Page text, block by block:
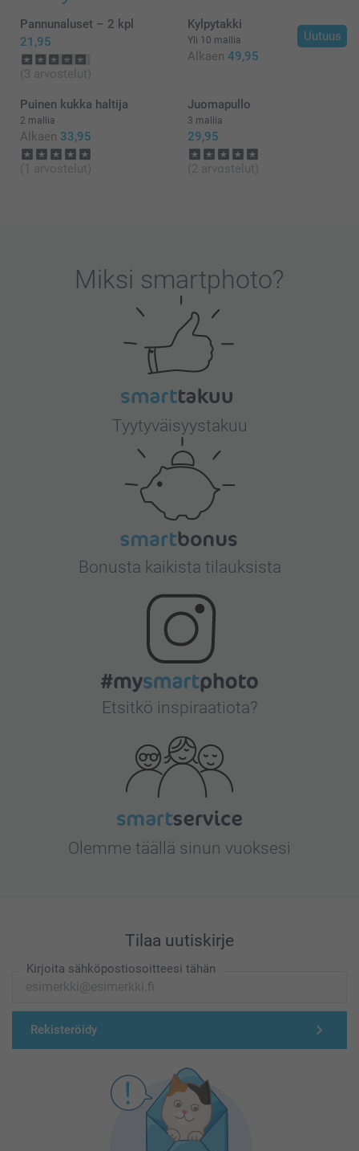
Kirsi/Smartphoto
Pannunaluset – 2 kpl
21,95
(3 arvostelut)
Uutuus
Kylpytakki
Yli 10 mallia
Alkaen 49,95
Puinen kukka haltija
2 mallia
Alkaen 33,95
(1 arvostelut)
Juomapullo
3 mallia
29,95
(2 arvostelut)
Miksi smartphoto?
Tyytyväisyystakuu
Bonusta kaikista tilauksista
Etsitkö inspiraatiota?
Olemme täällä sinun vuoksesi
Tilaa uutiskirje
Kirjoita sähköpostiosoitteesi tähän
Rekisteröidy